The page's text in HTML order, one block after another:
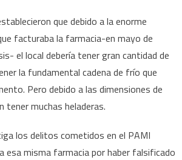
que debido a la enorme
facturaba la farmacia-en mayo de
el local debería tener gran cantidad de
la fundamental cadena de frío que
Pero debido a las dimensiones de
tener muchas heladeras.
los delitos cometidos en el PAMI
esa misma farmacia por haber falsificado